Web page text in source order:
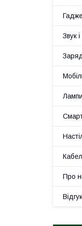
Звук
Про